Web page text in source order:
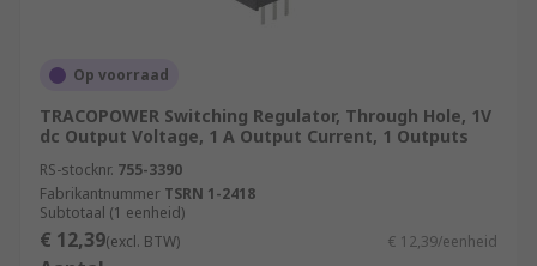
Op voorraad
TRACOPOWER Switching Regulator, Through Hole, 1V
dc Output Voltage, 1 A Output Current, 1 Outputs
RS-stocknr. 755-3390
Fabrikantnummer TSRN 1-2418
Subtotaal (1 eenheid)
€ 12,39(excl. BTW) € 12,39/eenheid